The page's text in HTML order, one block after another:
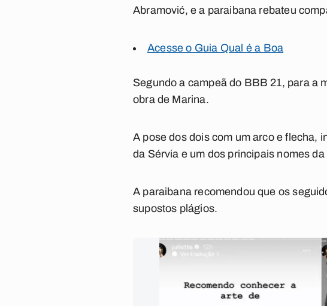
Abramović, e a paraibana rebateu
Acesse o Guia Qual é a Boa
Segundo a campeã do BBB 21, para a
obra de Marina.
A pose dos dois com um arco e flecha,
da Sérvia e um dos principais nomes
A paraibana recomendou que os
supostos plágios.